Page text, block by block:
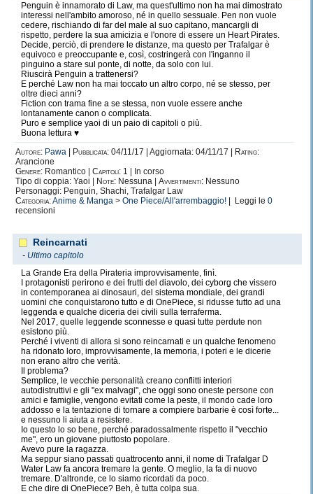
Penguin è innamorato di Law, ma quest'ultimo non ha mai dimostrato
interessi nell'ambito amoroso, né in quello sessuale. Pen non vuole
cedere, rischiando di far del male al suo capitano, mancargli di
rispetto, perdere la sua amicizia e l'onore di essere un Heart Pirates.
Decide, perciò, di prendere le distanze, ma questo per Trafalgar è
equivoco e preoccupante e, così, costringerà con l'inganno il
pinguino a stare sul ponte, di notte, da solo con lui.
Riuscirà Penguin a trattenersi?
E perché Law non ha mai toccato un altro corpo, né se stesso, per
oltre dieci anni?
Fiction con trama fine a se stessa, non vuole essere anche
lontanamente canon o complicata.
Puro e semplice yaoi di un paio di capitoli o più.
Buona lettura ♥
Autore: Pawa Pubblicata: 04/11/17 | Aggiornata: 04/11/17 |
Rating:
Arancione
Genere: Romantico | Capitoli: 1 | In corso
Tipo di coppia: Yaoi |
Note: Nessuna | Avvertimenti: Nessuno
Personaggi: Penguin, Shachi, Trafalgar Law
Categoria:Anime & Manga > One Piece/All'arrembaggio! | Leggi le 0
recensioni
Reincarnati
- Ultimo capitolo
La Grande Era della Pirateria improvvisamente, finì.
I protagonisti perirono e dei frutti del diavolo, dei cyborg che vissero
in contemporanea ai dinosauri, del sistema mondiale, dei grandi
uomini che conquistarono tutto e di OnePiece, si ridusse tutto ad una
leggenda e qualche diceria dei civili sulla terraferma.
Nel 2017, quelle leggende sconnesse e quasi tutte perdute non
esistono più.
Perché i viventi di allora si sono reincarnati e un qualche fenomeno
ha ridonato loro, improvvisamente, la memoria, i poteri e le dicerie
non erano altro che verità.
Il problema?
Semplice, le vecchie personalità creano conflitti interiori
autodistruttivi e gli "ex malvagi", che oggi sono oneste persone con
amici e famiglie, vengono evitati come la peste, il mondo cade loro
addosso e la tentazione di tornare a compiere barbarie è così forte...
e nessuno li aiuta a resistere.
Io questo lo so bene, perché paradossalmente rispetto il "vecchio
me", ero un giovane piuttosto popolare.
Avevo pure la ragazza.
Ma seppur siano passati quattrocento anni, il nome di Trafalgar D
Water Law fa ancora tremare la gente. O meglio, la fa di nuovo
tremare. D'altronde, ce lo siamo ricordati da poco.
E che dire di OnePiece? Beh, è tutta colpa sua.